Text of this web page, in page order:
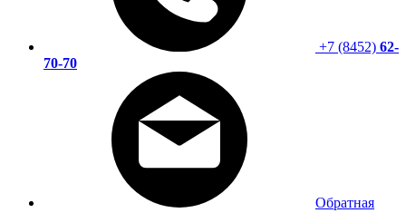
+7 (8452) 62-
70-70
Обратная